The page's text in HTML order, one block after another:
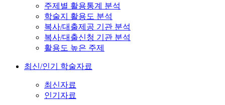
주제별 활용통계 분석
학술지 활용도 분석
복사/대출제공 기관 분석
복사/대출신청 기관 분석
활용도 높은 주제
최신/인기 학술자료
최신자료
인기자료